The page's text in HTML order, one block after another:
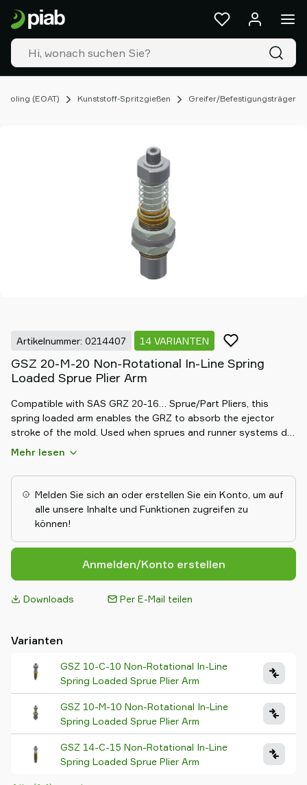
(EOAT) Kunststoff-Spritzgießen Greifer/Befestigungsträger
Artikelnummer: 0214407 14 VARIANTEN
GSZ 20-M-20 Non-Rotational In-Line Spring
Loaded Sprue Plier Arm
Compatible with SAS GRZ 20-16… Sprue/Part Pliers, this
spring loaded arm enables the GRZ to absorb the ejector
stroke of the mold. Used when sprues and runner systems do
not stay on the ejector pins after ejection from the
Sprue Pliers.End ported for quick- touch pneumatic hose
connectors.
Mehr lesen
Melden Sie sich an oder erstellen Sie ein Konto, um auf
alle unsere Inhalte und Funktionen zugreifen zu
können!
Anmelden/Konto erstellen
Downloads Per E-Mail teilen
Varianten
GSZ 10-C-10 Non-Rotational In-Line
Spring Loaded Sprue Plier Arm
GSZ 10-M-10 Non-Rotational In-Line
Spring Loaded Sprue Plier Arm
GSZ 14-C-15 Non-Rotational In-Line
Spring Loaded Sprue Plier Arm
Produkte
&
Lösungen
Industrien
Unsere
Ressourcen